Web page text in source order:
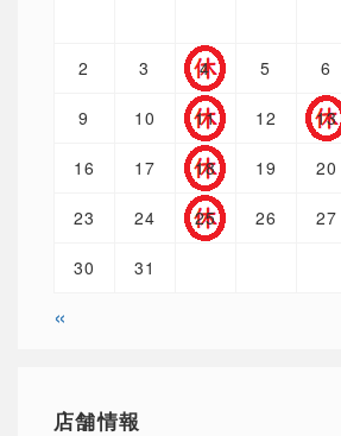
2 3 4 5 6
9 10 11 12 13
16 17 18 19 20
23 24 25 26 27
30 31
«
店舗情報